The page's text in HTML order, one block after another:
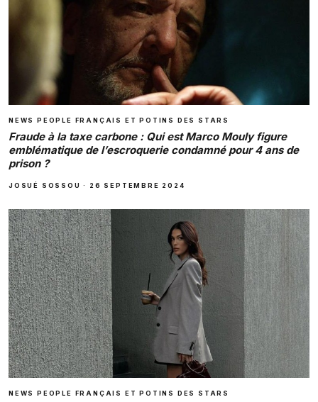
NEWS PEOPLE FRANÇAIS ET POTINS DES STARS
Fraude à la taxe carbone : Qui est Marco Mouly figure
emblématique de l’escroquerie condamné pour 4 ans de
prison ?
JOSUÉ SOSSOU · 26 SEPTEMBRE 2024
NEWS PEOPLE FRANÇAIS ET POTINS DES STARS